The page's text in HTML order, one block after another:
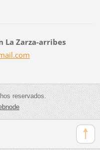
La Zarza-arribes
il.com
reservados.